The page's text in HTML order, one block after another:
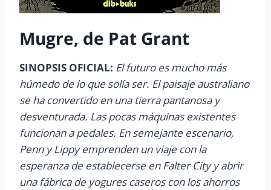
Mugre, de Pat Grant
SINOPSIS OFICIAL: El futuro es mucho más
húmedo de lo que solía ser. El paisaje australiano
se ha convertido en una tierra pantanosa y
desventurada. Las pocas máquinas existentes
funcionan a pedales. En semejante escenario,
Penn y Lippy emprenden un viaje con la
esperanza de establecerse en Falter City y abrir
una fábrica de yogures caseros con los ahorros